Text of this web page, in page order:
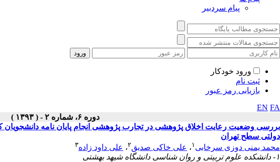
پیام سردبیر
ورود خودکار
ثبت نام
بازیابی رمز عبور
EN FA
دوره ۶، شماره ۲ - ( ۱۳۹۳ )
بررسی وضعیت رعایت اخلاق پژوهشی در تجارب پژوهشی انجام پایان نامه
دولتی سطح تهران
محمد یمنی دوزی سرخابی ۱ ، علی خاکی صدیق۲، علی داود زاده۳
۱- دانشکده علوم تربیتی و روان شناسی دانشگاه شیهد بهشتی